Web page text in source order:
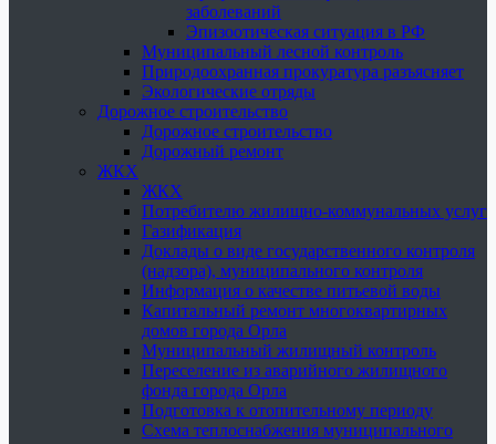
заболеваний
Эпизоотическая ситуация в РФ
Муниципальный лесной контроль
Природоохранная прокуратура разъясняет
Экологические отряды
Дорожное строительство
Дорожное строительство
Дорожный ремонт
ЖКХ
ЖКХ
Потребителю жилищно-коммунальных услуг
Газификация
Доклады о виде государственного контроля
(надзора), муниципального контроля
Информация о качестве питьевой воды
Капитальный ремонт многоквартирных
домов города Орла
Муниципальный жилищный контроль
Переселение из аварийного жилищного
фонда города Орла
Подготовка к отопительному периоду
Схема теплоснабжения муниципального